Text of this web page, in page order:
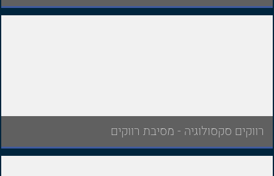
רווקים סקסולוגיה - מסיבת רווקים